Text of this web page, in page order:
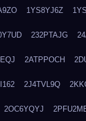
1YS8YJ6Z
232PTAJG
2ATPPOCH
2J4TVL9Q
2OC6YQYJ